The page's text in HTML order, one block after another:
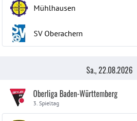
Mühlhausen
SV Oberachern
Sa., 22.08.2026
Oberliga Baden-Württemberg
3. Spieltag